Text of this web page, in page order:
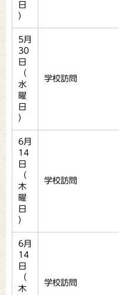
日
）
5月
30
日
（
水
曜
日
）
学校訪問
6月
14
日
（
木
曜
日
）
学校訪問
6月
14
日
（
木
学校訪問